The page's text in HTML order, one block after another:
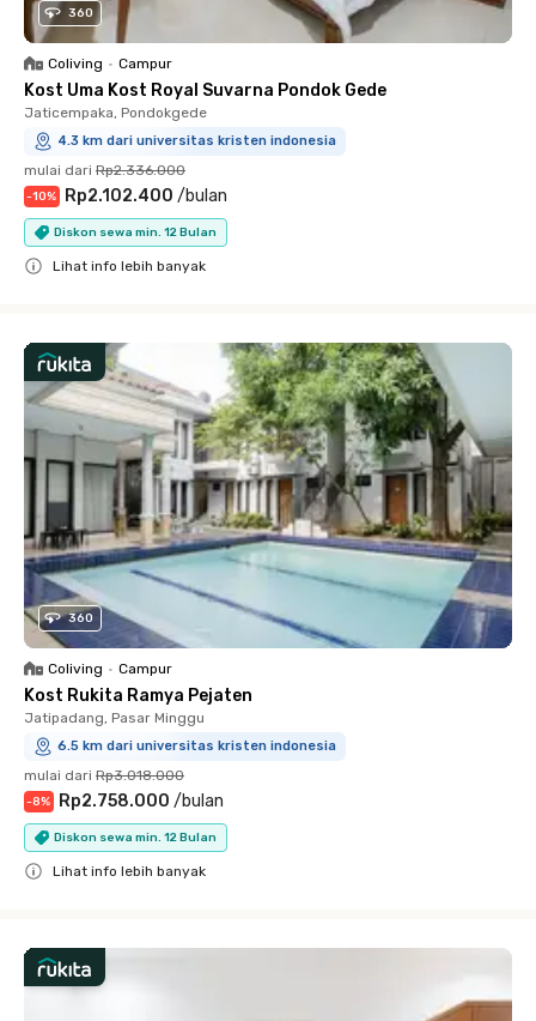
360
Coliving • Campur
Kost Uma Kost Royal Suvarna Pondok Gede
Jaticempaka, Pondokgede
4.3 km dari universitas kristen indonesia
mulai dari Rp2.336.000
-10% Rp2.102.400 /bulan
Diskon sewa min. 12 Bulan
Lihat info lebih banyak
360
Coliving • Campur
Kost Rukita Ramya Pejaten
Jatipadang, Pasar Minggu
6.5 km dari universitas kristen indonesia
mulai dari Rp3.018.000
-8% Rp2.758.000 /bulan
Diskon sewa min. 12 Bulan
Lihat info lebih banyak